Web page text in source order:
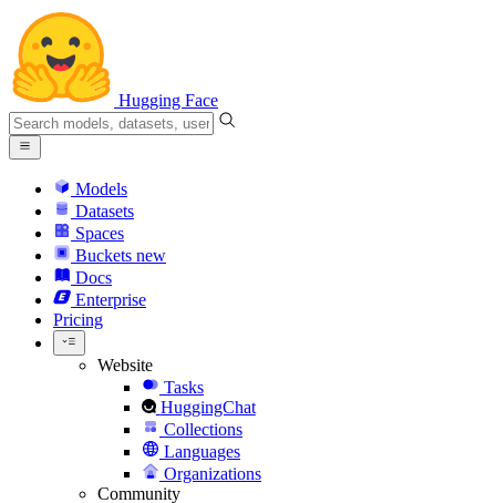
Hugging Face
Models
Datasets
Spaces
Buckets new
Docs
Enterprise
Pricing
Website
Tasks
HuggingChat
Collections
Languages
Organizations
Community